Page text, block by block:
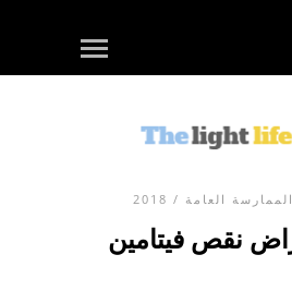
الممارسة العامة / 2018